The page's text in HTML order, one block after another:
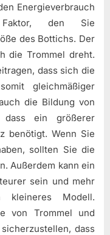
Energieverbrauch
den Sie
des Bottichs. Der
die Trommel dreht.
dass sich die
gleichmäßiger
die Bildung von
dass ein größerer
benötigt. Wenn Sie
sollten Sie die
Außerdem kann ein
sein und mehr
kleineres Modell.
von Trommel und
dass